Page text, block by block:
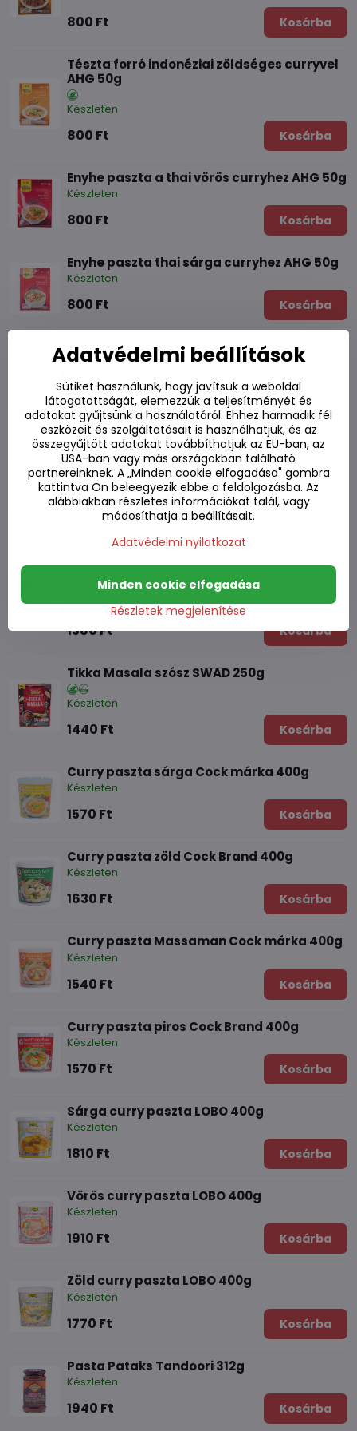
800 Ft Kosárba
Tészta forró indonéziai zöldséges curryvel
AHG 50g
Készleten
800 Ft Kosárba
Enyhe paszta a thai vörös curryhez AHG 50g
Készleten
800 Ft Kosárba
Enyhe paszta thai sárga curryhez AHG 50g
Készleten
800 Ft Kosárba
Enyhe mártás goai halas curryhez SWAD
250g
1280 Ft Kosárba
Közepes szósz a Korma Curryhez SWAD
250g
Készleten
1380 Ft
Készleten
1380 Ft Kosárba
Tikka Masala szósz SWAD 250g
Készleten
1440 Ft Kosárba
Curry paszta sárga Cock márka 400g
Készleten
1570 Ft Kosárba
Curry paszta zöld Cock Brand 400g
Készleten
1630 Ft Kosárba
Curry paszta Massaman Cock márka 400g
Készleten
1540 Ft Kosárba
Curry paszta piros Cock Brand 400g
Készleten
1570 Ft Kosárba
Sárga curry paszta LOBO 400g
Készleten
1810 Ft Kosárba
Vörös curry paszta LOBO 400g
Készleten
1910 Ft Kosárba
Zöld curry paszta LOBO 400g
Készleten
1770 Ft Kosárba
Pasta Pataks Tandoori 312g
Készleten
1940 Ft Kosárba
Adatvédelmi beállítások
Sütiket használunk, hogy javítsuk a weboldal
látogatottságát, elemezzük a teljesítményét és
adatokat gyűjtsünk a használatáról. Ehhez harmadik fél
eszközeit és szolgáltatásait is használhatjuk, és az
összegyűjtött adatokat továbbíthatjuk az EU-ban, az
USA-ban vagy más országokban található
partnereinknek. A „Minden cookie elfogadása" gombra
kattintva Ön beleegyezik ebbe a feldolgozásba. Az
alábbiakban részletes információkat talál, vagy
módosíthatja a beállításait.
Adatvédelmi nyilatkozat
Részletek megjelenítése
Minden cookie elfogadása